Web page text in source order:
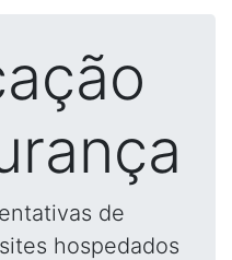
de
hospedados